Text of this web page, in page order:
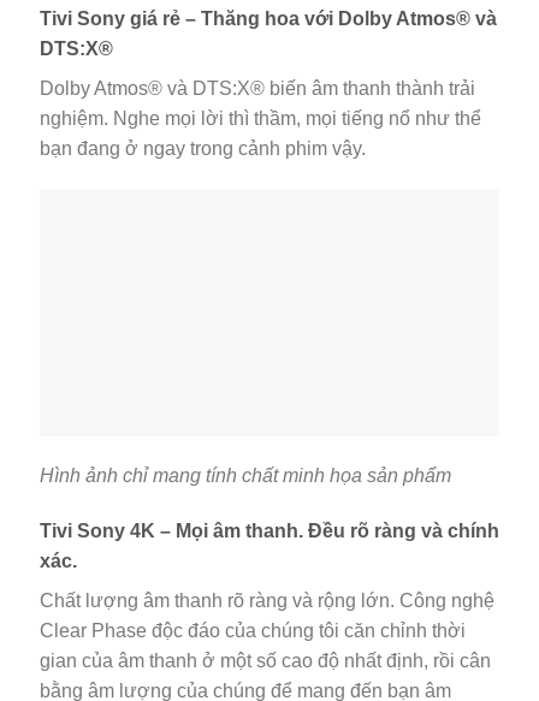
Tivi Sony giá rẻ – Thăng hoa với Dolby Atmos® và
DTS:X®
Dolby Atmos® và DTS:X® biến âm thanh thành trải
nghiệm. Nghe mọi lời thì thầm, mọi tiếng nổ như thể
bạn đang ở ngay trong cảnh phim vậy.
Hình ảnh chỉ mang tính chất minh họa sản phẩm
Tivi Sony 4K – Mọi âm thanh. Đều rõ ràng và chính
xác.
Chất lượng âm thanh rõ ràng và rộng lớn. Công nghệ
Clear Phase độc đáo của chúng tôi căn chỉnh thời
gian của âm thanh ở một số cao độ nhất định, rồi cân
bằng âm lượng của chúng để mang đến bạn âm